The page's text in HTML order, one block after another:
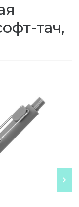
тач,